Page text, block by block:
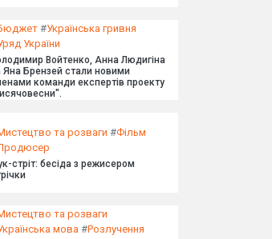
#Українська гривня
України
Войтенко, Анна Людигіна
Яна Брензей стали новими
команди експертів проекту
та розваги #Фільм
стріт: бесіда з режисером
та розваги
мова #Розлучення